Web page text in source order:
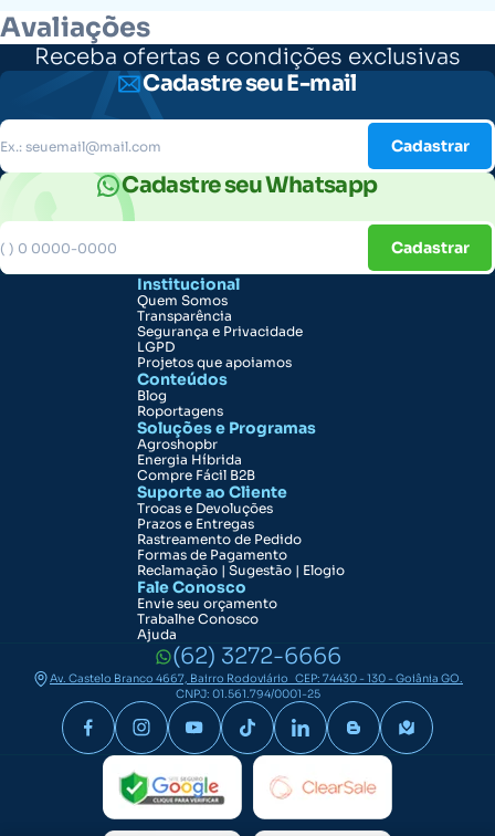
Avaliações
Receba ofertas e condições exclusivas
Cadastre seu E-mail
Cadastrar
Cadastre seu Whatsapp
Cadastrar
Institucional
Quem Somos
Transparência
Segurança e Privacidade
LGPD
Projetos que apoiamos
Conteúdos
Blog
Roportagens
Soluções e Programas
Agroshopbr
Energia Híbrida
Compre Fácil B2B
Suporte ao Cliente
Trocas e Devoluções
Prazos e Entregas
Rastreamento de Pedido
Formas de Pagamento
Reclamação | Sugestão | Elogio
Fale Conosco
Envie seu orçamento
Trabalhe Conosco
Ajuda
(62) 3272-6666
Av. Castelo Branco 4667, Bairro Rodoviário CEP: 74430 - 130 - Goiânia GO.
CNPJ: 01.561.794/0001-25